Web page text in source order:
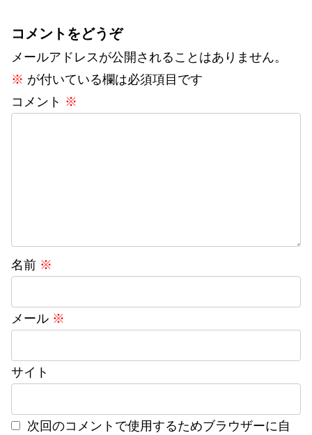
コメントをどうぞ
メールアドレスが公開されることはありません。
※ が付いている欄は必須項目です
コメント ※
名前 ※
メール ※
サイト
次回のコメントで使用するためブラウザーに自